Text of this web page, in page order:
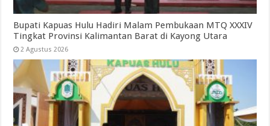
Bupati Kapuas Hulu Hadiri Malam Pembukaan MTQ XXXIV
Tingkat Provinsi Kalimantan Barat di Kayong Utara
2 Agustus 2026